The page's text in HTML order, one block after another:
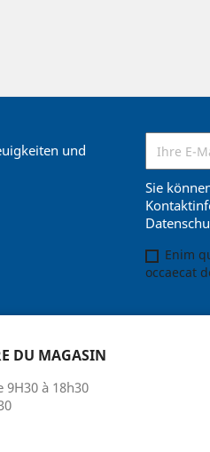
und
Sie
Enim
occaecat
DU MAGASIN
à 18h30